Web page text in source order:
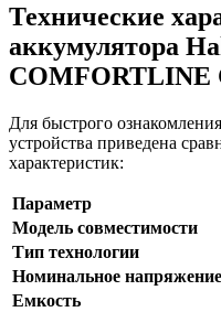
Технические
аккумулятора
COMFORTLINE
Для быстрого
устройства приведена
характеристик:
Параметр
Модель совместимости
Тип технологии
Номинальное напряжение
Емкость